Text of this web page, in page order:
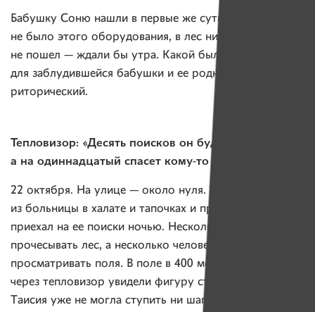
Бабушку Соню нашли в первые же сутки. Если бы
не было этого оборудования, в лес никто бы
не пошел — ждали бы утра. Какой была бы эта ночь
для заблудившейся бабушки и ее родных — вопрос
риторический.
Тепловизор: «Десять поисков он будет не нужен,
а на одиннадцатый спасет кому-то жизнь»
22 октября. На улице — около нуля.Таисия
из больницы в халате и тапочках и пропала. «Ангел»
приехал на ее поиски ночью. Несколько групп стали
прочесывать лес, а несколько человек поехали
просматривать поля. В поле в 400 метрах от дороги
через тепловизор увидели фигуру стоящего человека.
Таисия уже не могла ступить ни шагу и не произнести